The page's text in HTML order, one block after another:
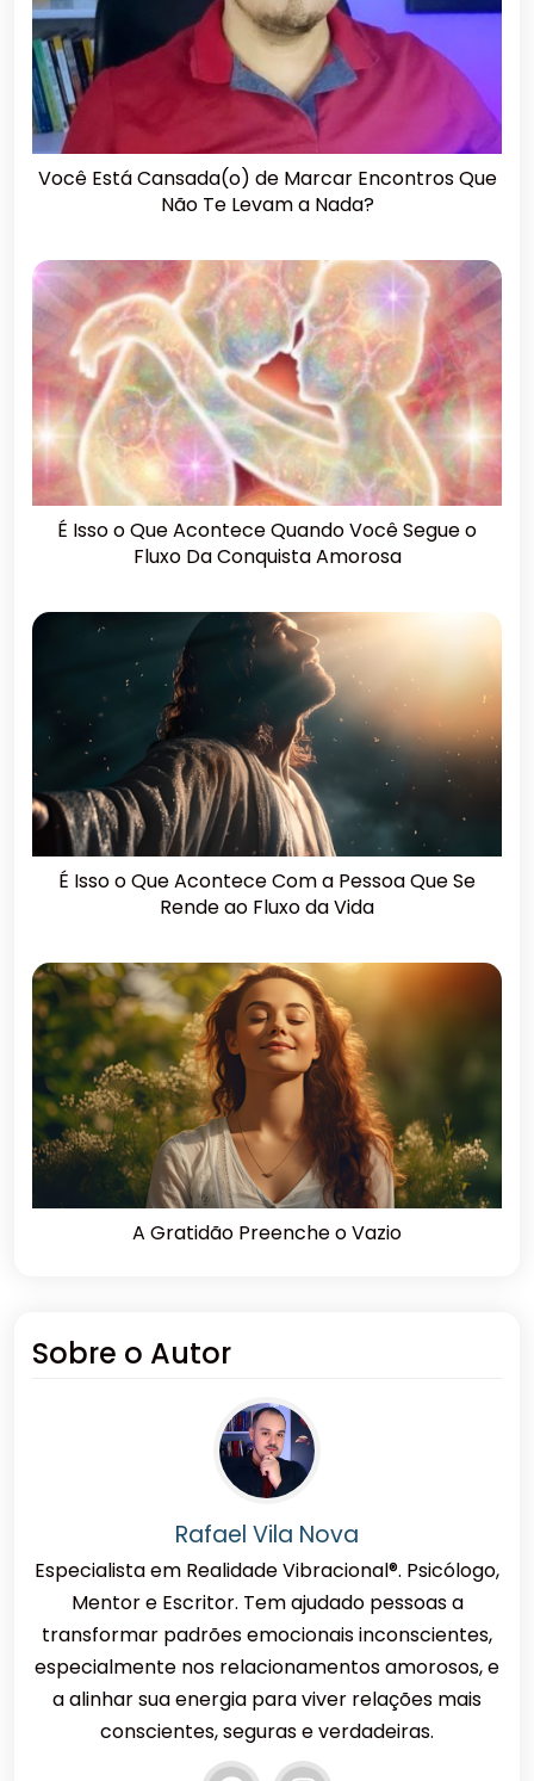
Você Está Cansada(o) de Marcar Encontros Que
Não Te Levam a Nada?
É Isso o Que Acontece Quando Você Segue o
Fluxo Da Conquista Amorosa
É Isso o Que Acontece Com a Pessoa Que Se
Rende ao Fluxo da Vida
A Gratidão Preenche o Vazio
Sobre o Autor
Rafael Vila Nova
Especialista em Realidade Vibracional®. Psicólogo,
Mentor e Escritor. Tem ajudado pessoas a
transformar padrões emocionais inconscientes,
especialmente nos relacionamentos amorosos, e
a alinhar sua energia para viver relações mais
conscientes, seguras e verdadeiras.